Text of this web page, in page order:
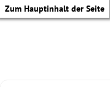
Zum Hauptinhalt der Seite